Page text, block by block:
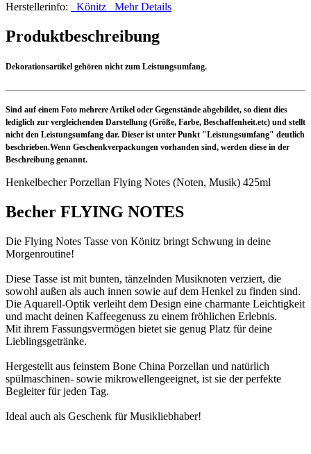
Herstellerinfo: Könitz Mehr Details
Produktbeschreibung
Dekorationsartikel gehören nicht zum Leistungsumfang.
Sind auf einem Foto mehrere Artikel oder Gegenstände abgebildet, so dient dies
lediglich zur vergleichenden Darstellung (Größe, Farbe, Beschaffenheit.etc) und stellt
nicht den Leistungsumfang dar. Dieser ist unter Punkt "Leistungsumfang" deutlich
beschrieben.Wenn Geschenkverpackungen vorhanden sind, werden diese in der
Beschreibung genannt.
Henkelbecher Porzellan Flying Notes (Noten, Musik) 425ml
Becher FLYING NOTES
Die Flying Notes Tasse von Könitz bringt Schwung in deine
Morgenroutine!
Diese Tasse ist mit bunten, tänzelnden Musiknoten verziert, die
sowohl außen als auch innen sowie auf dem Henkel zu finden sind.
Die Aquarell-Optik verleiht dem Design eine charmante Leichtigkeit
und macht deinen Kaffeegenuss zu einem fröhlichen Erlebnis.
Mit ihrem Fassungsvermögen bietet sie genug Platz für deine
Lieblingsgetränke.
Hergestellt aus feinstem Bone China Porzellan und natürlich
spülmaschinen- sowie mikrowellengeeignet, ist sie der perfekte
Begleiter für jeden Tag.
Ideal auch als Geschenk für Musikliebhaber!